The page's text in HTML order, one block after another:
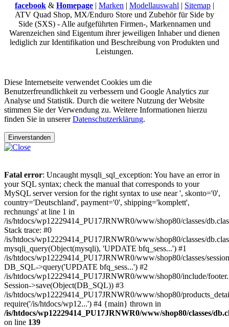
facebook & Homepage | Marken | Modellauswahl | Sitemap |
ATV Quad Shop, MX/Enduro Store und Zubehör für Side by
Side (SXS) - Alle aufgeführten Firmen-, Markennamen und
Warenzeichen sind Eigentum ihrer jeweiligen Inhaber und dienen
lediglich zur Identifikation und Beschreibung von Produkten und
Leistungen.
Diese Internetseite verwendet Cookies um die
Benutzerfreundlichkeit zu verbessern und Google Analytics zur
Analyse und Statistik. Durch die weitere Nutzung der Website
stimmen Sie der Verwendung zu. Weitere Informationen hierzu
finden Sie in unsererDatenschutzerklärung.
Einverstanden
Fatal error: Uncaught mysqli_sql_exception: You have an error in
your SQL syntax; check the manual that corresponds to your
MySQL server version for the right syntax to use near ', skonto='0',
country='Deutschland', payment='0', shipping='komplett',
rechnungs' at line 1 in
/is/htdocs/wp12229414_PU17JRNWR0/www/shop80/classes/
Stack trace: #0
/is/htdocs/wp12229414_PU17JRNWR0/www/shop80/classes/
mysqli_query(Object(mysqli), 'UPDATE bfq_sess...') #1
/is/htdocs/wp12229414_PU17JRNWR0/www/shop80/classes/
DB_SQL->query('UPDATE bfq_sess...') #2
/is/htdocs/wp12229414_PU17JRNWR0/www/shop80/include/
Session->save(Object(DB_SQL)) #3
/is/htdocs/wp12229414_PU17JRNWR0/www/shop80/
require('/is/htdocs/wp12...') #4 {main} thrown in
/is/htdocs/wp12229414_PU17JRNWR0/www/shop80/classes/
on line 139